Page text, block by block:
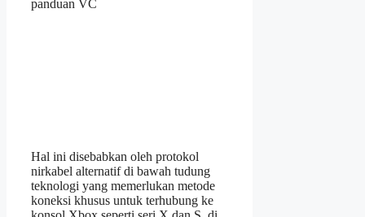
panduan VC
Hal ini disebabkan oleh protokol
nirkabel alternatif di bawah tudung
teknologi yang memerlukan metode
koneksi khusus untuk terhubung ke